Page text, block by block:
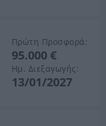
Πρώτη Προσφορά:
95.000 €
Ημ. Διεξαγωγής:
13/01/2027